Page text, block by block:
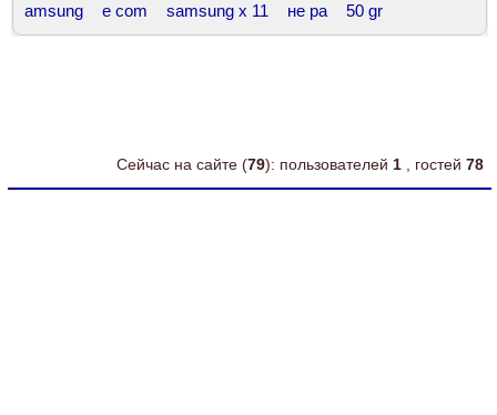
amsung
e com samsung x 11 не ра 50 gr
Сейчас на сайте (79): пользователей 1 , гостей 78